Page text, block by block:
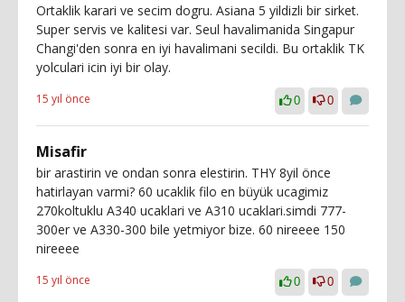
Ortaklik karari ve secim dogru. Asiana 5 yildizli bir sirket.
Super servis ve kalitesi var. Seul havalimanida Singapur
Changi'den sonra en iyi havalimani secildi. Bu ortaklik TK
yolculari icin iyi bir olay.
15 yıl önce 0 0
Misafir
bir arastirin ve ondan sonra elestirin. THY 8yil önce
hatirlayan varmi? 60 ucaklik filo en büyük ucagimiz
270koltuklu A340 ucaklari ve A310 ucaklari.simdi 777-
300er ve A330-300 bile yetmiyor bize. 60 nireeee 150
nireeee
15 yıl önce 0 0